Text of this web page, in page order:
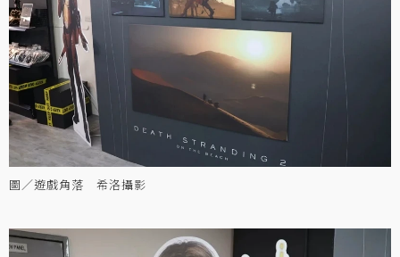
圖／遊戲角落 希洛攝影